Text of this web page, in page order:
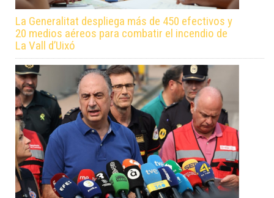
La Generalitat despliega más de 450 efectivos y
20 medios aéreos para combatir el incendio de
La Vall d’Uixó